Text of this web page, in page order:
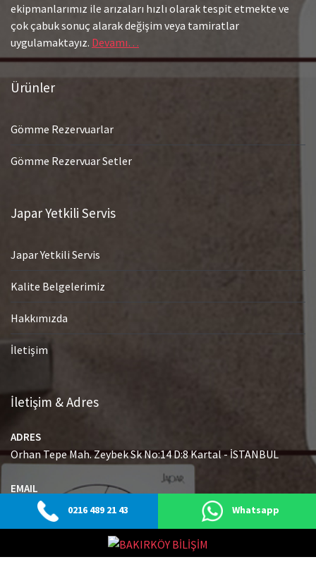
ekipmanlarımız ile arızaları hızlı olarak tespit etmekte ve
çok çabuk sonuç alarak değişim veya tamiratlar
uygulamaktayız. Devamı…
Ürünler
Gömme Rezervuarlar
Gömme Rezervuar Setler
Japar Yetkili Servis
Japar Yetkili Servis
Kalite Belgelerimiz
Hakkımızda
İletişim
İletişim & Adres
ADRES
Orhan Tepe Mah. Zeybek Sk No:14 D:8 Kartal - İSTANBUL
EMAIL
info@japaryetkiliservisi.net
0216 489 21 43
0216 489 21 43 Whatsapp